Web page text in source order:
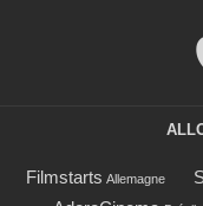
Filmstarts Allemagne